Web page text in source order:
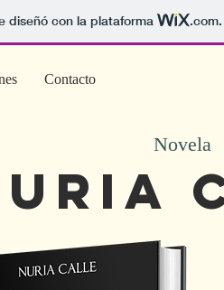
diseñó con la plataforma .com
Contacto
Novela